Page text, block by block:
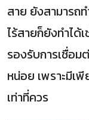
สาย ยังสามารถ
ไร้สายก็ยังทำได้
รองรับการเชื่อม
หน่อย เพราะมีเพี
เท่าที่ควร